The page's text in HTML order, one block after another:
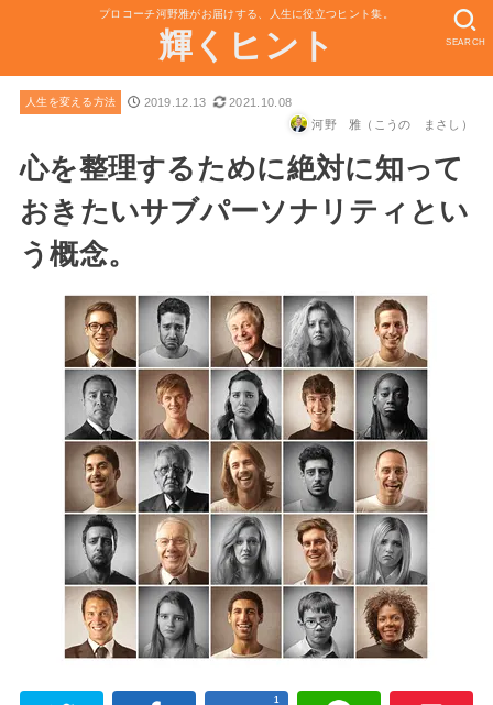
プロコーチ河野雅がお届けする、人生に役立つヒント集。
輝くヒント SEARCH
人生を変える方法 2019.12.13
2021.10.08
河野 雅（こうの まさし）
心を整理するために絶対に知って
おきたいサブパーソナリティとい
う概念。
1